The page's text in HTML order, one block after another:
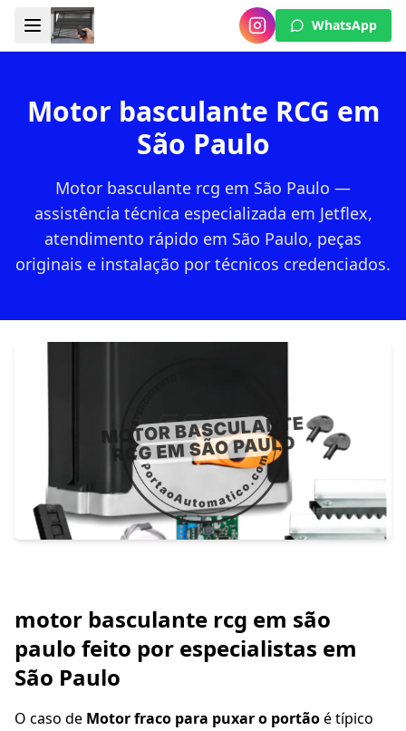
WhatsApp
Motor basculante RCG em
São Paulo
Motor basculante rcg em São Paulo —
assistência técnica especializada em Jetflex,
atendimento rápido em São Paulo, peças
originais e instalação por técnicos credenciados.
motor basculante rcg em são
paulo feito por especialistas em
São Paulo
O caso de Motor fraco para puxar o portãoé típico